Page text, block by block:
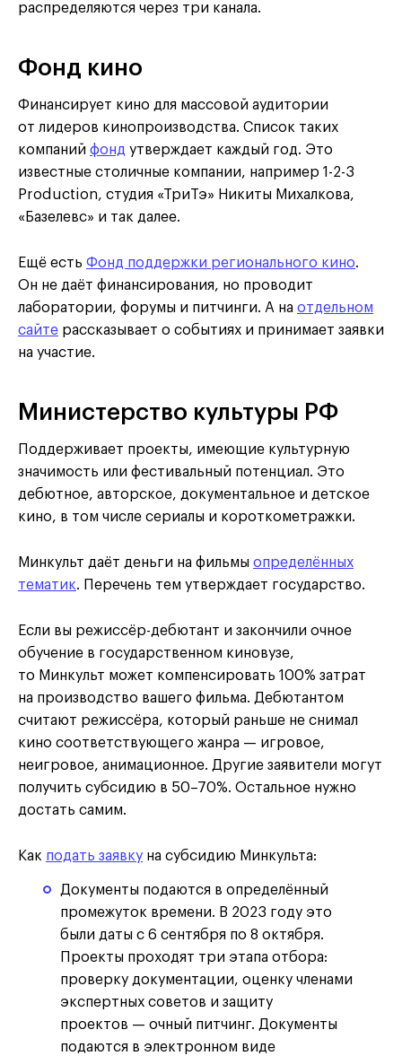
распределяются через три канала.
Фонд кино
Финансирует кино для массовой аудитории
от лидеров кинопроизводства. Список таких
компаний фонд утверждает каждый год. Это
известные столичные компании, например 1-2-3
Production, студия «ТриТэ» Никиты Михалкова,
«Базелевс» и так далее.
Ещё есть Фонд поддержки регионального кино.
Он не даёт финансирования, но проводит
лаборатории, форумы и питчинги. А на отдельном
сайте рассказывает о событиях и принимает заявки
на участие.
Министерство культуры РФ
Поддерживает проекты, имеющие культурную
значимость или фестивальный потенциал. Это
дебютное, авторское, документальное и детское
кино, в том числе сериалы и короткометражки.
Минкульт даёт деньги на фильмы определённых
тематик. Перечень тем утверждает государство.
Если вы режиссёр-дебютант и закончили очное
обучение в государственном киновузе,
то Минкульт может компенсировать 100% затрат
на производство вашего фильма. Дебютантом
считают режиссёра, который раньше не снимал
кино соответствующего жанра — игровое,
неигровое, анимационное. Другие заявители могут
получить субсидию в 50–70%. Остальное нужно
достать самим.
Как подать заявку на субсидию Минкульта:
Документы подаются в определённый
промежуток времени. В 2023 году это
были даты с 6 сентября по 8 октября.
Проекты проходят три этапа отбора:
проверку документации, оценку членами
экспертных советов и защиту
проектов — очный питчинг. Документы
подаются в электронном виде